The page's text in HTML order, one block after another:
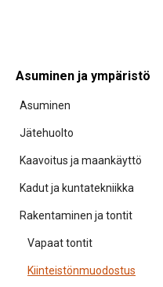
Asuminen ja ympäristö
Asuminen
Jätehuolto
Kaavoitus ja maankäyttö
Kadut ja kuntatekniikka
Rakentaminen ja tontit
Vapaat tontit
Kiinteistönmuodostus